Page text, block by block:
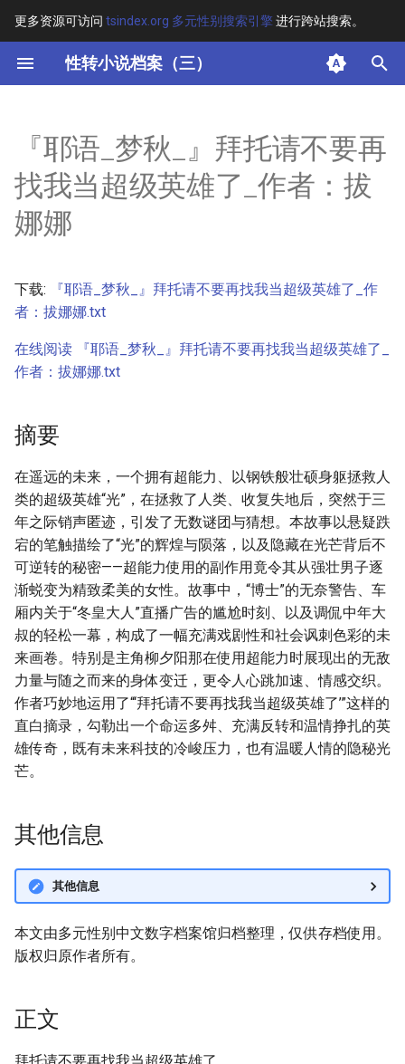
更多资源可访问 tsindex.org 多元性别搜索引擎进行跨站搜索。
性转小说档案（三）
键
始
搜
其他信息
正文
『耶语_梦秋_』拜托请不要再
找我当超级英雄了_作者：拔
娜娜
下载:
『耶语_梦秋_』拜托请不要再找我当超级英雄了_作
者：拔娜娜.txt
在线阅读 『耶语_梦秋_』拜托请不要再找我当超级英雄了_
作者：拔娜娜.txt
摘要
在遥远的未来，一个拥有超能力、以钢铁般壮硕身躯拯救人
类的超级英雄“光”，在拯救了人类、收复失地后，突然于三
年之际销声匿迹，引发了无数谜团与猜想。本故事以悬疑跌
宕的笔触描绘了“光”的辉煌与陨落，以及隐藏在光芒背后不
可逆转的秘密——超能力使用的副作用竟令其从强壮男子逐
渐蜕变为精致柔美的女性。故事中，“博士”的无奈警告、车
厢内关于“冬皇大人”直播广告的尴尬时刻、以及调侃中年大
叔的轻松一幕，构成了一幅充满戏剧性和社会讽刺色彩的未
来画卷。特别是主角柳夕阳那在使用超能力时展现出的无敌
力量与随之而来的身体变迁，更令人心跳加速、情感交织。
作者巧妙地运用了“‘拜托请不要再找我当超级英雄了’”这样的
直白摘录，勾勒出一个命运多舛、充满反转和温情挣扎的英
雄传奇，既有未来科技的冷峻压力，也有温暖人情的隐秘光
芒。
其他信息
其他信息
本文由多元性别中文数字档案馆归档整理，仅供存档使用。
版权归原作者所有。
正文